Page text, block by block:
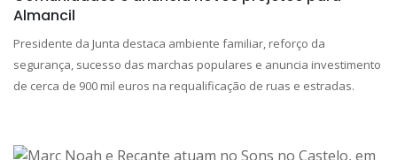
Almancil
Presidente da Junta destaca ambiente familiar, reforço da
segurança, sucesso das marchas populares e anuncia investimento
de cerca de 900 mil euros na requalificação de ruas e estradas.